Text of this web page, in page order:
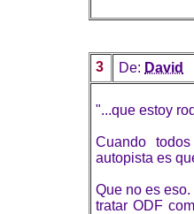
3 De: David
"...que estoy
Cuando
autopista es
Que no es
tratar ODF